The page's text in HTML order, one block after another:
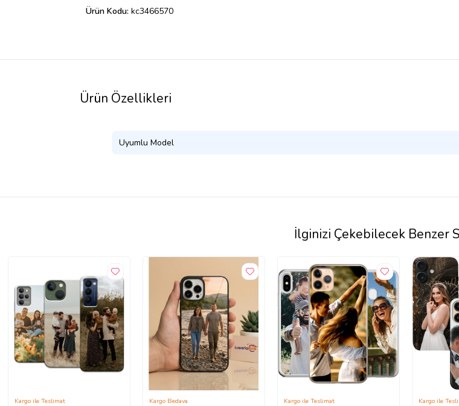
Ürün Kodu: kc3466570
Ürün Özellikleri
Uyumlu Model
İlginizi Çekebilecek Benzer
Kargo ile Teslimat Kargo Bedava Kargo ile Teslimat Kargo ile